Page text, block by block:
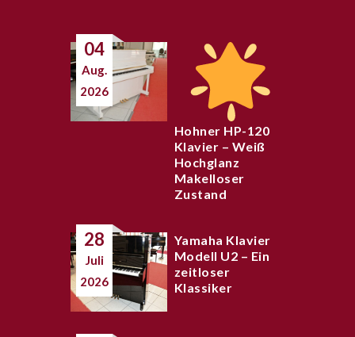
04
Aug.
2026
Hohner HP-120
Klavier – Weiß
Hochglanz
Makelloser
Zustand
28
Juli
2026
Yamaha Klavier
Modell U2 – Ein
zeitloser
Klassiker